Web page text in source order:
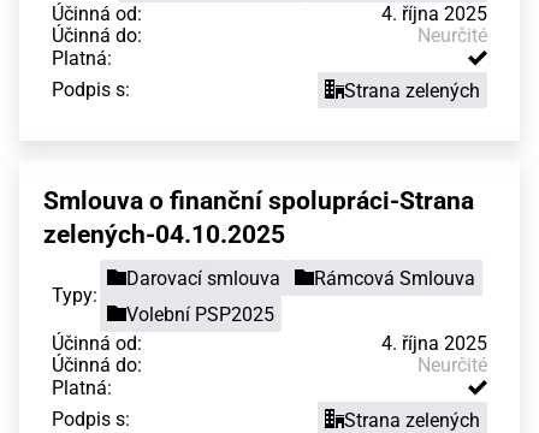
Účinná od:
4. října 2025
Účinná do:
Neurčité
Platná:
Podpis s:
Strana zelených
Smlouva o finanční spolupráci-Strana
zelených-04.10.2025
Typy:
Darovací smlouva
Rámcová Smlouva
Volební PSP2025
Účinná od:
4. října 2025
Účinná do:
Neurčité
Platná:
Podpis s:
Strana zelených